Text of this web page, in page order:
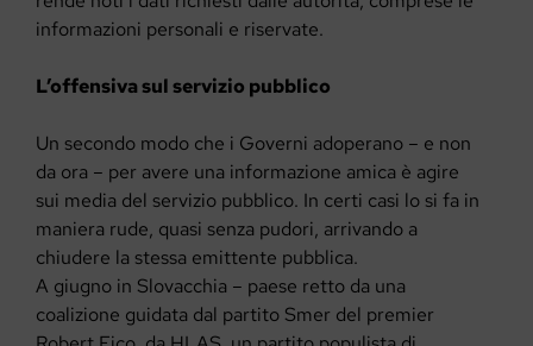
informazioni personali e riservate.
L’offensiva sul servizio pubblico
Un secondo modo che i Governi adoperano – e non
da ora – per avere una informazione amica è agire
sui media del servizio pubblico. In certi casi lo si fa in
maniera rude, quasi senza pudori, arrivando a
chiudere la stessa emittente pubblica.
A giugno in Slovacchia – paese retto da una
coalizione guidata dal partito Smer del premier